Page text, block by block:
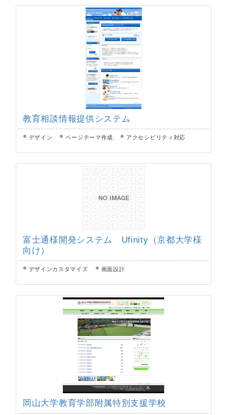
教育相談情報提供システム
デザイン ページテーマ作成 アクセシビリティ対応
富士通様開発システム Ufinity（京都大学様
向け）
デザインカスタマイズ 画面設計
岡山大学教育学部附属特別支援学校